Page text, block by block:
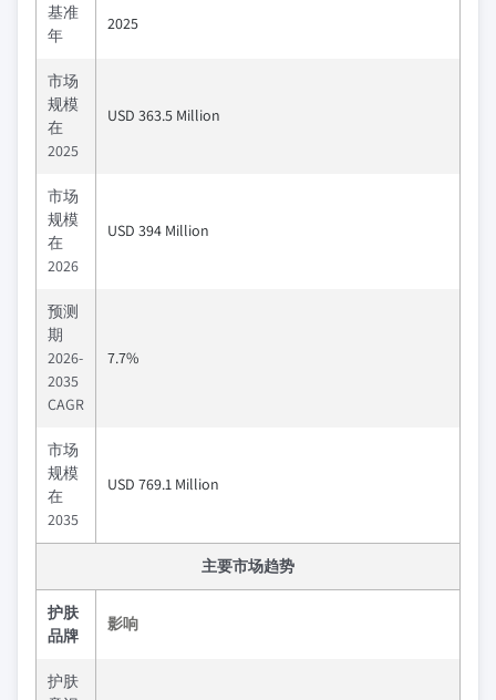
基准
年
2025
市场
规模
在
2025
USD 363.5 Million
市场
规模
在
2026
USD 394 Million
预测
期
2026-
2035
CAGR
7.7%
市场
规模
在
2035
USD 769.1 Million
主要市场趋势
护肤
品牌
影响
护肤